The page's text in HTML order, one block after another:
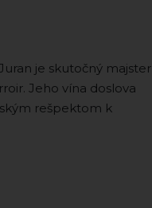
je skutočný majster
Jeho vína doslova
rešpektom k